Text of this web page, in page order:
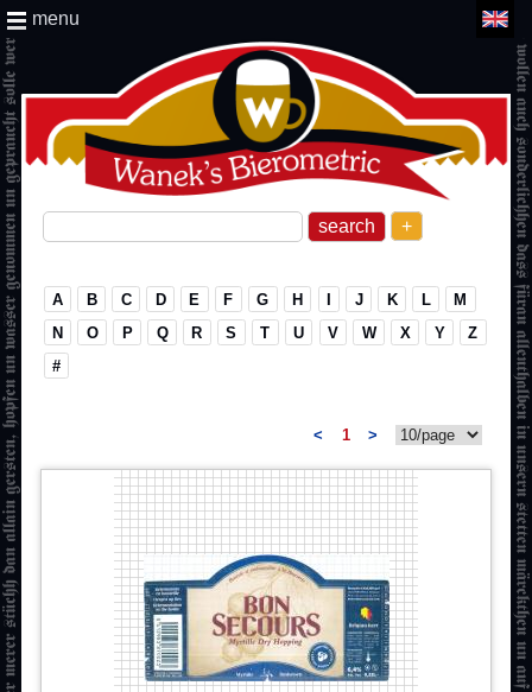
+
menu
A B C D E F G H I J K L
M
N
O P Q R S T U V W X Y
Z
#
< 1 >